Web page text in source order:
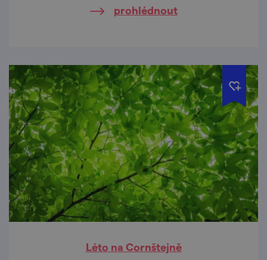
"sesterským" Hasičským pivovarem.
prohlédnout
Léto na Cornštejně